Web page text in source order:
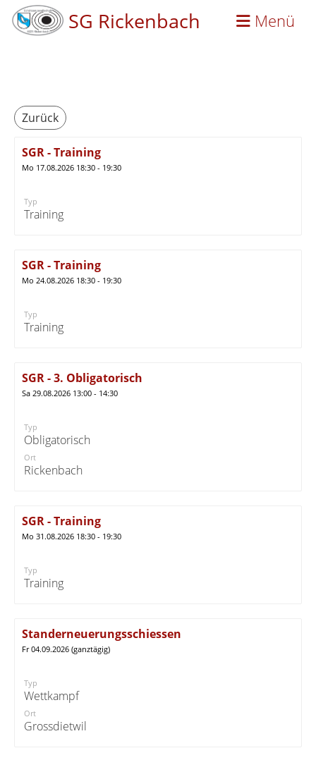
SG Rickenbach Menü
Zurück
SGR - Training
Mo 17.08.2026 18:30 - 19:30
Typ
Training
SGR - Training
Mo 24.08.2026 18:30 - 19:30
Typ
Training
SGR - 3. Obligatorisch
Sa 29.08.2026 13:00 - 14:30
Typ
Obligatorisch
Ort
Rickenbach
SGR - Training
Mo 31.08.2026 18:30 - 19:30
Typ
Training
Standerneuerungsschiessen
Fr 04.09.2026 (ganztägig)
Typ
Wettkampf
Ort
Grossdietwil